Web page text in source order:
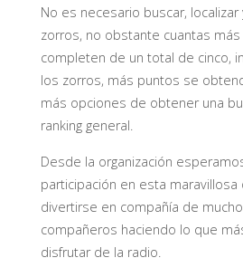
No es necesario buscar,
zorros, no obstante cuantas
completen de un total de cinco,
los zorros, más puntos se
más opciones de obtener una
ranking general.
Desde la organización
participación en esta
divertirse en compañía de
compañeros haciendo lo que
disfrutar de la radio.